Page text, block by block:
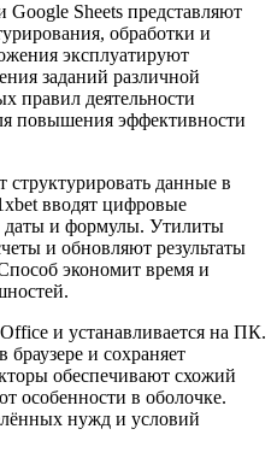
Sheets представляют
обработки и
эксплуатируют
заданий различной
правил деятельности
повышения эффективности
данные в
вводят цифровые
даты и формулы. Утилиты
и обновляют результаты
экономит время и
и устанавливается на ПК.
и сохраняет
обеспечивают схожий
особенности в оболочке.
нужд и условий